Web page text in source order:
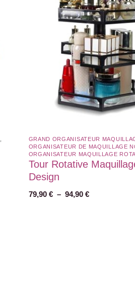
GRAND ORGANISATEUR
ORGANISATEUR DE MAQUILLAGE
ORGANISATEUR MAQUILLAGE
Tour Rotative
Design
79,90 € – 94,90 €